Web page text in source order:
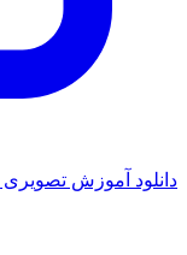
آموزش تصویری به